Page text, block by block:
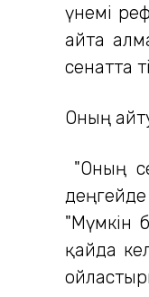
үнемі
айта
сенатта
Оның
"Оның
"Мүмкін
қайда